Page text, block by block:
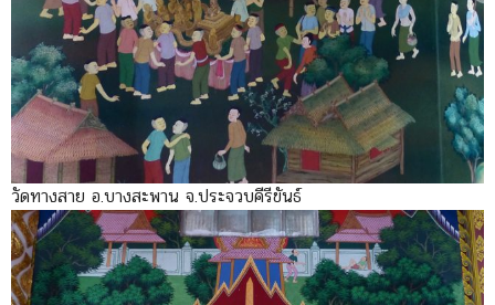
วัดทางสาย อ.บางสะพาน จ.ประจวบคีรีขันธ์